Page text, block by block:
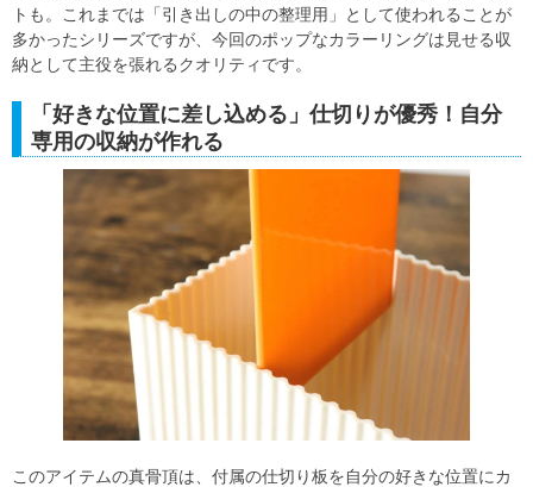
トも。これまでは「引き出しの中の整理用」として使われることが
多かったシリーズですが、今回のポップなカラーリングは見せる収
納として主役を張れるクオリティです。
「好きな位置に差し込める」仕切りが優秀！自分
専用の収納が作れる
このアイテムの真骨頂は、付属の仕切り板を自分の好きな位置にカ